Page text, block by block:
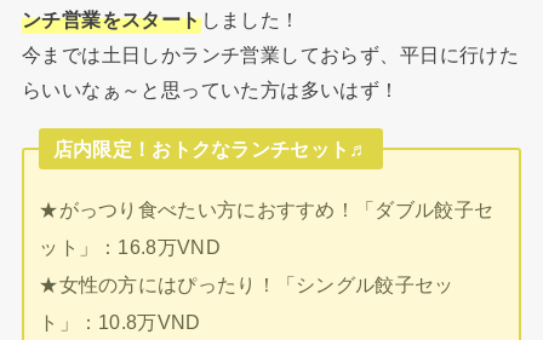
ンチ営業をスタートしました！
今までは土日しかランチ営業しておらず、平日に行けた
らいいなぁ～と思っていた方は多いはず！
店内限定！おトクなランチセット♬
★がっつり食べたい方におすすめ！「ダブル餃子セ
ット」：16.8万VND
★女性の方にはぴったり！「シングル餃子セッ
ト」：10.8万VND